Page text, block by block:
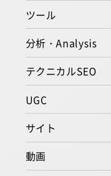
ツール
分析・Analysis
テクニカルSEO
UGC
サイト
動画